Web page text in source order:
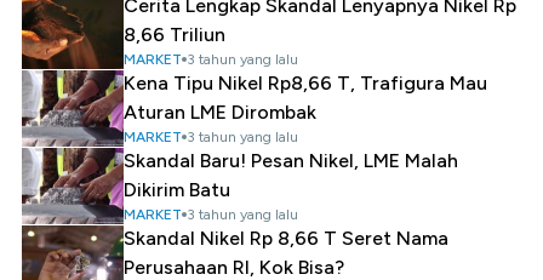
Cerita Lengkap Skandal Lenyapnya Nikel Rp
8,66 Triliun
MARKET 3 tahun yang lalu
Kena Tipu Nikel Rp8,66 T, Trafigura Mau
Aturan LME Dirombak
MARKET 3 tahun yang lalu
Skandal Baru! Pesan Nikel, LME Malah
Dikirim Batu
MARKET 3 tahun yang lalu
Skandal Nikel Rp 8,66 T Seret Nama
Perusahaan RI, Kok Bisa?